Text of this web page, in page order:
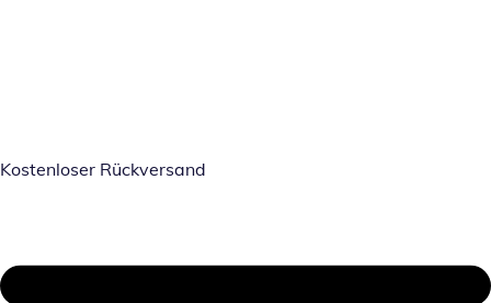
Kostenloser Rückversand